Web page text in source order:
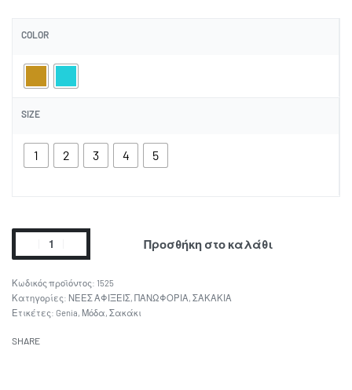
COLOR
SIZE
1 2 3 4 5
Προσθήκη στο καλάθι
1525
Κατηγορίες: ΝΕΕΣ ΑΦΙΞΕΙΣ, ΠΑΝΩΦΟΡΙΑ, ΣΑΚΑΚΙΑ
Ετικέτες: Genia, Μόδα, Σακάκι
SHARE